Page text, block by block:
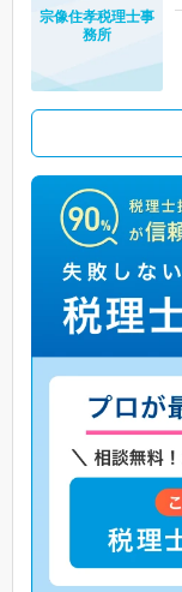
宗像住孝税理士事
務所